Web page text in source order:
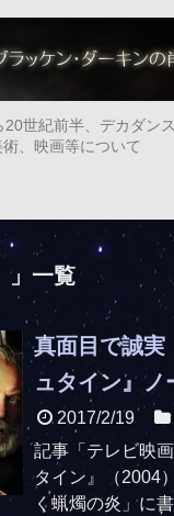
20世紀前半、デカダン
、映画等について
」一覧
真面目で誠実
ュタイン』ノ
2017/2/19
記事「テレビ映
タイン』（2004
く蝋燭の炎」に